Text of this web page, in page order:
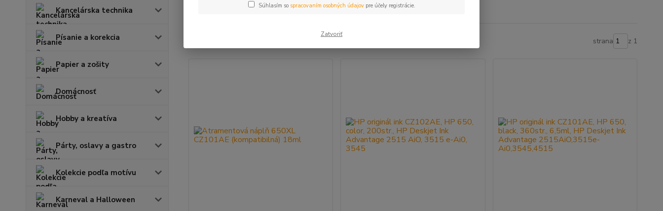
Kancelárska technika
Písanie a korekcia
Papier a zošity
Domácnosť
Hobby a kreatíva
Párty, oslavy a gastro
Kolekcie podľa motívu
Karneval a Halloween
strana z 1
Súhlasím so spracovaním osobných údajovpre účely registrácie.
Zatvoriť